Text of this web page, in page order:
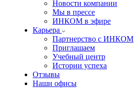
Новости компании
Мы в прессе
ИНКОМ в эфире
Карьера
Партнерство с ИНКОМ
Приглашаем
Учебный центр
Истории успеха
Отзывы
Наши офисы